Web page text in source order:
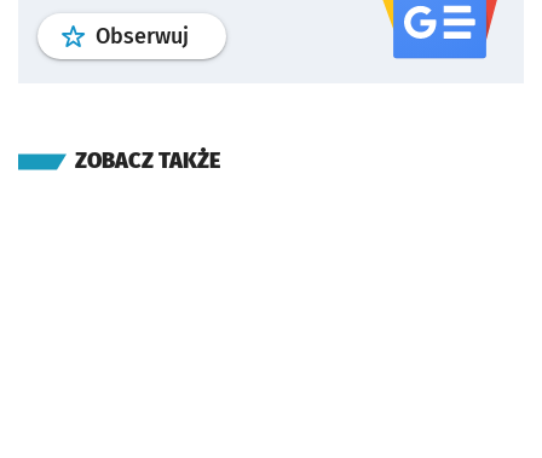
Obserwuj profil serwisu
ZOBACZ TAKŻE